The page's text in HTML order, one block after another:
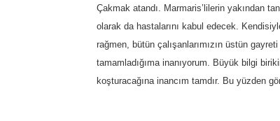
Çakmak atandı. Marmaris’lilerin yakından
olarak da hastalarını kabul edecek.
rağmen, bütün çalışanlarımızın üstün
tamamladığıma inanıyorum. Büyük bilgi
koşturacağına inancım tamdır. Bu yüzden